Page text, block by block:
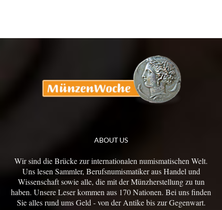
ABOUT US
Wir sind die Brücke zur internationalen numismatischen Welt.
Uns lesen Sammler, Berufsnumismatiker aus Handel und
Wissenschaft sowie alle, die mit der Münzherstellung zu tun
haben. Unsere Leser kommen aus 170 Nationen. Bei uns finden
Sie alles rund ums Geld - von der Antike bis zur Gegenwart.